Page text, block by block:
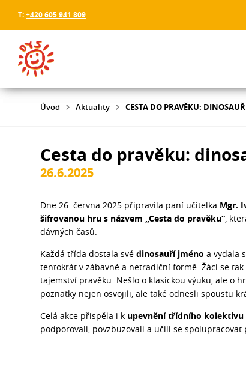
T:+420 605 941 809
Úvod Aktuality CESTA DO PRAVĚKU:
Cesta do pravěku:
26.6.2025
Dne 26. června 2025 připravila paní učitelka Mgr.
šifrovanou hru s názvem „Cesta do pravěku“,
dávných časů.
Každá třída dostala svédinosauří jméno a vydala
tentokrát v zábavné a netradiční formě. Žáci se
tajemství pravěku. Nešlo o klasickou výuku, ale o
poznatky nejen osvojili, ale také odnesli spoustu
Celá akce přispěla i k upevnění třídního kolektivu
podporovali, povzbuzovali a učili se